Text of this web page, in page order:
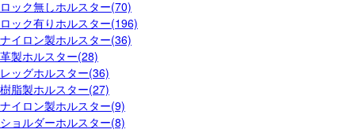
ロック無しホルスター(70)
ロック有りホルスター(196)
ナイロン製ホルスター(36)
革製ホルスター(28)
レッグホルスター(36)
樹脂製ホルスター(27)
ナイロン製ホルスター(9)
ショルダーホルスター(8)